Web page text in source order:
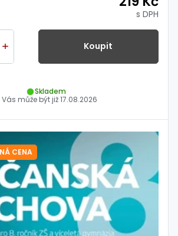
s DPH
Koupit
Skladem
Vás může být již17.08.2026
CENA